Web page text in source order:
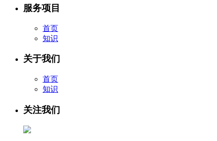
服务项目
首页
知识
关于我们
首页
知识
关注我们